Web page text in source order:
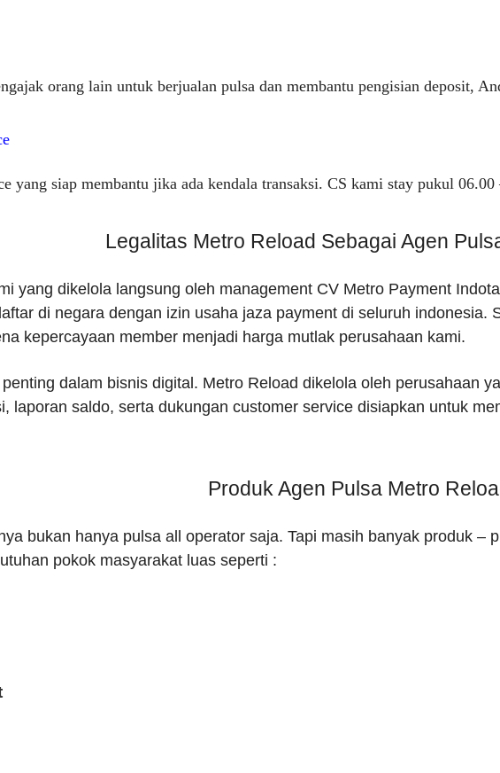
orang lain untuk berjualan pulsa dan membantu pengisian deposit,
yang siap membantu jika ada kendala transaksi. CS kami stay pukul
Legalitas Metro Reload Sebagai Agen
yang dikelola langsung oleh management CV Metro Payment
di negara dengan izin usaha jaza payment di seluruh
kepercayaan member menjadi harga mutlak perusahaan kami.
dalam bisnis digital. Metro Reload dikelola oleh perusahaan
laporan saldo, serta dukungan customer service disiapkan untuk
Produk Agen Pulsa Metro
bukan hanya pulsa all operator saja. Tapi masih banyak produk –
pokok masyarakat luas seperti :